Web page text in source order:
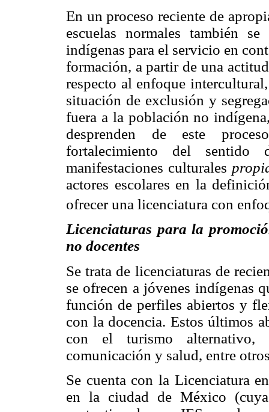
En un proceso reciente de
escuelas normales también
indígenas para el servicio en
formación, a partir de una
respecto al enfoque
situación de exclusión y
fuera a la población no
desprenden de este
fortalecimiento del sentido
manifestaciones culturales
actores escolares en la
ofrecer una licenciatura con
Licenciaturas para la
no docentes
Se trata de licenciaturas de
se ofrecen a jóvenes indígenas
función de perfiles abiertos y
con la docencia. Estos últimos
con el turismo alternativo,
comunicación y salud, entre
Se cuenta con la Licenciatura
en la ciudad de México